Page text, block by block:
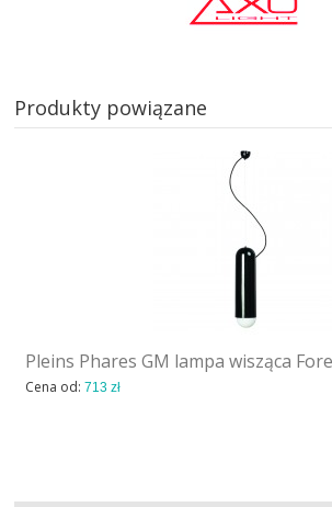
Produkty powiązane
Pleins Phares GM lampa wisząca
Cena od:713 zł